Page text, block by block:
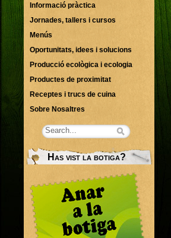
Informació pràctica
Jornades, tallers i cursos
Menús
Oportunitats, idees i solucions
Producció ecològica i ecologia
Productes de proximitat
Receptes i trucs de cuina
Sobre Nosaltres
Has vist la botiga?